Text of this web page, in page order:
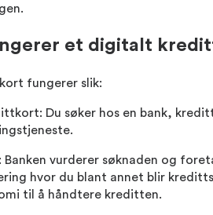
et digitalt
fungerer slik:
Du søker hos en bank,
Banken vurderer søknaden og
hvor du blant annet blir
til å håndtere kreditten.